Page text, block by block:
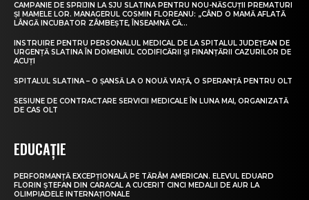
CAMPANIE DE SPRIJIN LA SJU SLATINA PENTRU NOU-NĂSCUȚII PREMATURI
ȘI MAMELE LOR. MANAGERUL COSMIN FLOREANU: „CÂND O MAMĂ AFLATĂ
LÂNGĂ INCUBATOR ZÂMBEȘTE, ÎNSEAMNĂ CĂ...
INSTRUIRE PENTRU PERSONALUL MEDICAL DE LA SPITALUL JUDEȚEAN DE
URGENȚĂ SLATINA ÎN DOMENIUL CODIFICĂRII ȘI FINANȚĂRII CAZURILOR DE
ACUȚI
SPITALUL SLATINA – O ȘANSĂ LA O NOUĂ VIAȚĂ, O SPERANȚĂ PENTRU OLT
SESIUNE DE CONTRACTARE SERVICII MEDICALE ÎN LUNA MAI, ORGANIZATĂ
DE CAS OLT
EDUCAȚIE
PERFORMANȚĂ EXCEPȚIONALĂ PE TĂRÂM AMERICAN. ELEVUL EDUARD
FLORIN ȘTEFAN DIN CARACAL A CUCERIT CINCI MEDALII DE AUR LA
OLIMPIADELE INTERNAȚIONALE